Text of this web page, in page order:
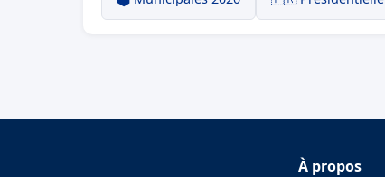
À propos